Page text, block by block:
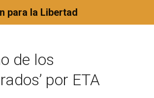
para la Libertad
de los
por ETA